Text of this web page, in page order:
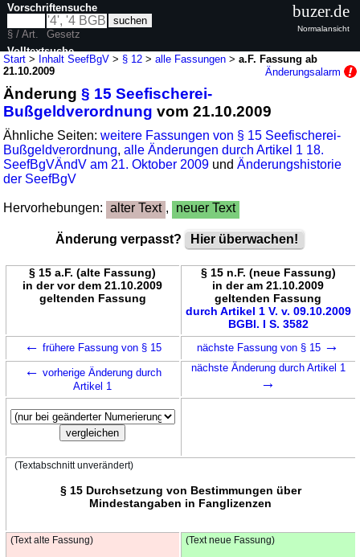
Start > Inhalt SeefBgV > § 12 >alle Fassungen >a.F. Fassung ab
21.10.2009
Änderungsalarm
Änderung§ 15 Seefischerei-
Bußgeldverordnung vom 21.10.2009
Ähnliche Seiten:weitere Fassungen von § 15 Seefischerei-
Bußgeldverordnung,alle Änderungen durch Artikel 1 18.
SeefBgVÄndV am 21. Oktober 2009 undÄnderungshistorie
der SeefBgV
Hervorhebungen: alter Text , neuer Text
Änderung verpasst? Hier überwachen!
§ 15 a.F. (alte Fassung)
in der vor dem 21.10.2009
geltenden Fassung
§ 15 n.F. (neue Fassung)
in der am 21.10.2009
geltenden Fassung
durch Artikel 1 V. v. 09.10.2009
BGBl. I S. 3582
← frühere Fassung von § 15 nächste Fassung von § 15 →
← vorherige Änderung durch
Artikel 1
nächste Änderung durch Artikel 1
→
(Textabschnitt unverändert)
§ 15 Durchsetzung von Bestimmungen über
Mindestangaben in Fanglizenzen
(Text alte Fassung) (Text neue Fassung)
Vorschriftensuche
§ / Art.
Gesetz
Volltextsuche
buzer.de
Normalansicht